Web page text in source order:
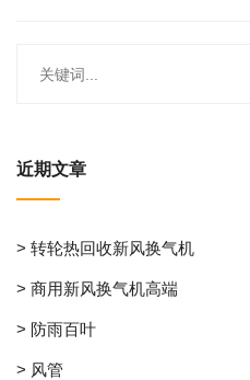
近期文章
> 转轮热回收新风换气机
> 商用新风换气机高端
> 防雨百叶
> 风管